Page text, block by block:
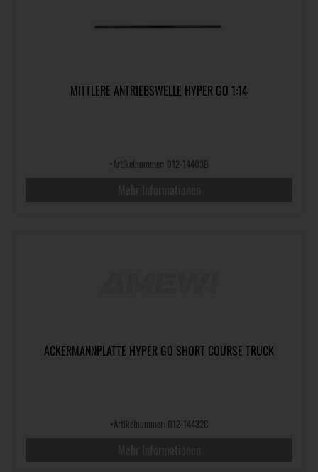
MITTLERE ANTRIEBSWELLE HYPER GO 1:14
•Artikelnummer: 012-14403B
ACKERMANNPLATTE HYPER GO SHORT COURSE TRUCK
•Artikelnummer: 012-14432C